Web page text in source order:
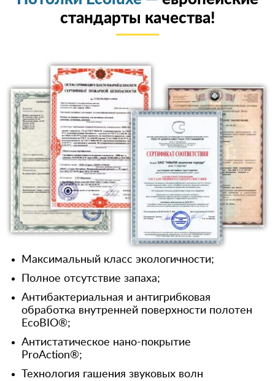
стандарты качества!
Максимальный класс экологичности;
Полное отсутствие запаха;
Антибактериальная и антигрибковая
обработка внутренней поверхности полотен
EcoBIO®;
Антистатическое нано-покрытие
ProAction®;
Технология гашения звуковых волн